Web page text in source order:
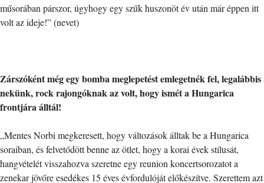
műsorában párszor, úgyhogy egy szűk huszonöt év után már éppen itt
volt az ideje!” (nevet)
Zárszóként még egy bomba meglepetést emlegetnék fel, legalábbis
nekünk, rock rajongóknak az volt, hogy ismét a Hungarica
frontjára álltál!
„Mentes Norbi megkeresett, hogy változások álltak be a Hungarica
soraiban, és felvetődött benne az ötlet, hogy a korai évek stílusát,
hangvételét visszahozva szeretne egy reunion koncertsorozatot a
zenekar jövőre esedékes 15 éves évfordulóját előkészítve. Szerettem azt